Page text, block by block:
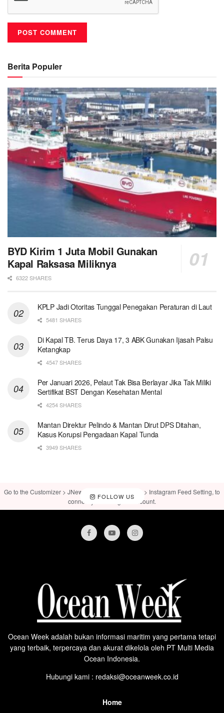
Berita Populer
BYD Kirim 1 Juta Mobil Gunakan
Kapal Raksasa Miliknya
6322 SHARES
KPLP Jadi Otoritas Tunggal Penegakan Peraturan di Laut
5481 SHARES
Di Kapal TB. Terus Daya 17, 3 ABK Gunakan Ijasah Palsu
Ketangkap
4547 SHARES
Per Januari 2026, Pelaut Tak Bisa Berlayar Jika Tak Miliki
Sertifikat BST Dengan Kesehatan Mental
4254 SHARES
Mantan Direktur Pelindo & Mantan Dirut DPS Ditahan,
Kasus Korupsi Pengadaan Kapal Tunda
3949 SHARES
FOLLOW US
Go to the Customizer > JNews : Social, Like & View > Instagram Feed Setting, to
connect your Instagram account.
Ocean Week adalah bukan informasi maritim yang pertama tetapi
yang terbaik, terpercaya dan akurat dikelola oleh PT Multi Media
Ocean Indonesia.
Hubungi kami : redaksi@oceanweek.co.id
Home